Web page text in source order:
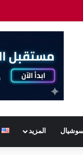
المزيد